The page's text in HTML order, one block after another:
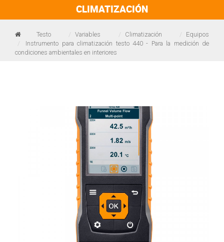
CLIMATIZACIÓN
Testo Variables Climatización
Equipos
Instrumento para climatización testo 440 - Para la medición de
condiciones ambientales en interiores